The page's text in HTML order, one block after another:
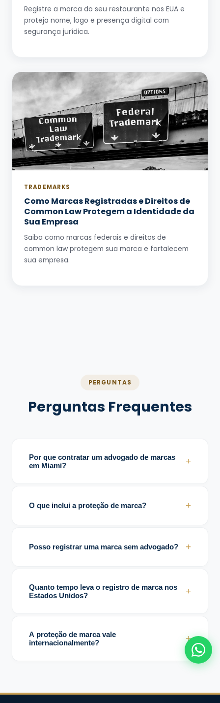
Registre a marca do seu restaurante nos EUA e
proteja nome, logo e presença digital com
segurança jurídica.
TRADEMARKS
Como Marcas Registradas e Direitos de
Common Law Protegem a Identidade da
Sua Empresa
Saiba como marcas federais e direitos de
common law protegem sua marca e fortalecem
sua empresa.
PERGUNTAS
Perguntas Frequentes
Por que contratar um advogado de marcas
em Miami?
+
proteção contra infrações.
O que inclui a proteção de marca? +
Posso registrar uma marca sem advogado? +
Quanto tempo leva o registro de marca nos
Estados Unidos?
+
A proteção de marca vale
internacionalmente?
+